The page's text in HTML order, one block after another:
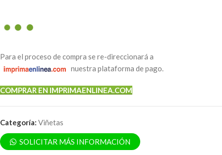
Para el proceso de compra se re-direccionará a
nuestra plataforma de pago.
COMPRAR EN IMPRIMAENLINEA.COM
Categoría: Viñetas
SOLICITAR MÁS INFORMACIÓN